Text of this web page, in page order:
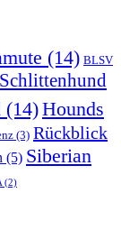
(14) BLSV
(14)Hounds
(3) Rückblick
(5) Siberian
(2)